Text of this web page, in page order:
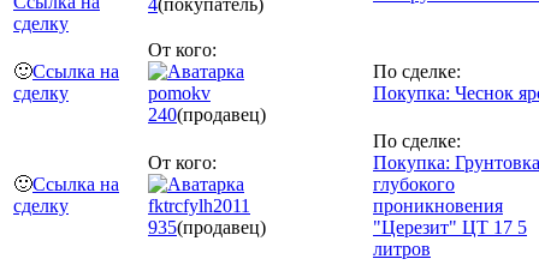
сделку
🙂Ссылка на
сделку
От кого:
pomokv
240(продавец)
По сделке:
Покупка: Чеснок
🙂Ссылка на
сделку
От кого:
fktrcfylh2011
935(продавец)
По сделке:
Покупка: Грунтовка
глубокого
проникновения
"Церезит" ЦТ 17 5
литров